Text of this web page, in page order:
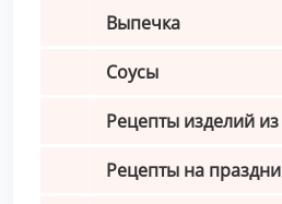
Выпечка
Соусы
Рецепты изделий из
Рецепты на